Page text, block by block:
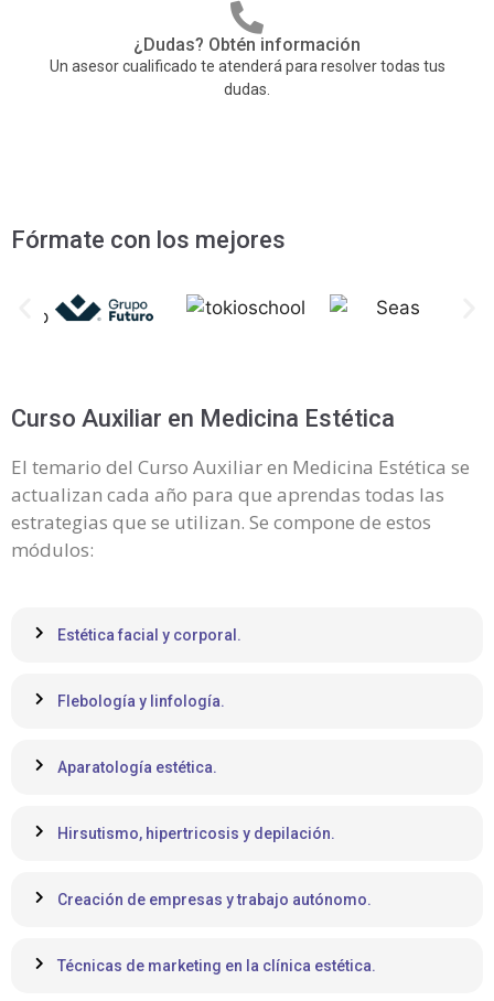
¿Dudas? Obtén información
Un asesor cualificado te atenderá para resolver todas tus
dudas.
Fórmate con los mejores
Curso Auxiliar en Medicina Estética
El temario del Curso Auxiliar en Medicina Estética se
actualizan cada año para que aprendas todas las
estrategias que se utilizan. Se compone de estos
módulos:
Estética facial y corporal.
Flebología y linfología.
Aparatología estética.
Hirsutismo, hipertricosis y depilación.
Creación de empresas y trabajo autónomo.
Técnicas de marketing en la clínica estética.